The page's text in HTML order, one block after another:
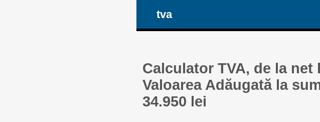
tva
Calculator TVA, de la net
Valoarea Adăugată la
34.950 lei